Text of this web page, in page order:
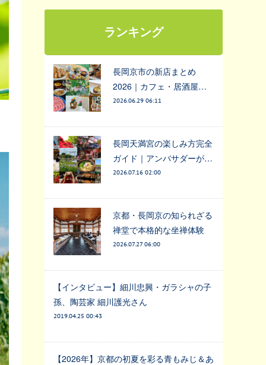
ランキング
長岡京市の新店まとめ
2026｜カフェ・居酒屋…
2026.06.29 06:11
長岡天満宮の楽しみ方完全
ガイド｜アンバサダーが…
2026.07.16 02:00
京都・長岡京の知られざる
禅堂で本格的な坐禅体験
2026.07.27 06:00
【インタビュー】細川忠興・ガラシャの子
孫、陶芸家 細川護光さん
2019.04.25 00:43
【2026年】京都の初夏を彩る青もみじ＆あ